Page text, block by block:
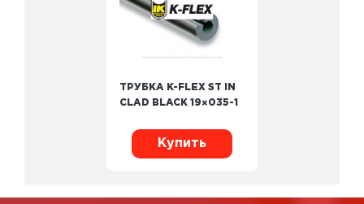
ТРУБКА K-FLEX ST IN
CLAD BLACK 19×035-1
Купить